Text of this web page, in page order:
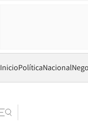
InicioPolíticaNacional